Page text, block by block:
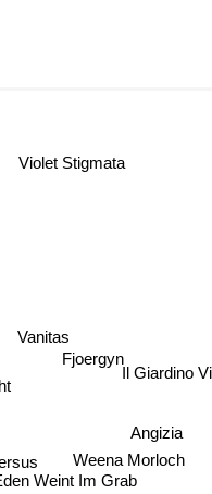
Weena Morloch
Weint Im Grab
Vanitas
Fjoergyn
Il Giardino
Violet Stigmata